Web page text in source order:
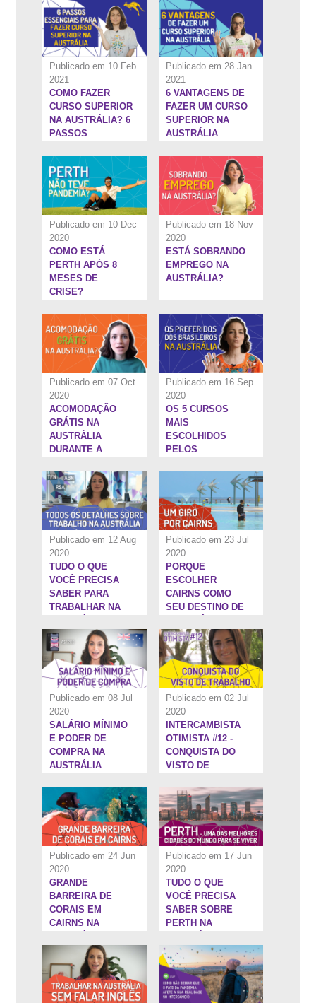
PERMANENTE NA
AUSTRÁLIA
Publicado em 10 Feb
2021
COMO FAZER
CURSO SUPERIOR
NA AUSTRÁLIA? 6
PASSOS
Publicado em 28 Jan
2021
6 VANTAGENS DE
FAZER UM CURSO
SUPERIOR NA
AUSTRÁLIA
Publicado em 10 Dec
2020
3:35''
COMO ESTÁ
PERTH APÓS 8
MESES DE
CRISE?
Publicado em 18 Nov
2020
3:24''
ESTÁ SOBRANDO
EMPREGO NA
AUSTRÁLIA?
Publicado em 07 Oct
2020
26:15''
ACOMODAÇÃO
GRÁTIS NA
AUSTRÁLIA
DURANTE A
Publicado em 16 Sep
2020
OS 5 CURSOS
MAIS
ESCOLHIDOS
PELOS
AUSTRÁLIA
Publicado em 12 Aug
2020
TUDO O QUE
VOCÊ PRECISA
SABER PARA
TRABALHAR NA
Publicado em 23 Jul
2020
PORQUE
ESCOLHER
CAIRNS COMO
SEU DESTINO DE
AUSTRÁLIA
Publicado em 08 Jul
2020
6:34''
SALÁRIO MÍNIMO
E PODER DE
COMPRA NA
AUSTRÁLIA
Publicado em 02 Jul
2020
INTERCAMBISTA
OTIMISTA #12 -
CONQUISTA DO
VISTO DE
AUSTRÁLIA
Publicado em 24 Jun
2020
GRANDE
BARREIRA DE
CORAIS EM
CAIRNS NA
Publicado em 17 Jun
2020
9:50''
TUDO O QUE
VOCÊ PRECISA
SABER SOBRE
PERTH NA
45:29''